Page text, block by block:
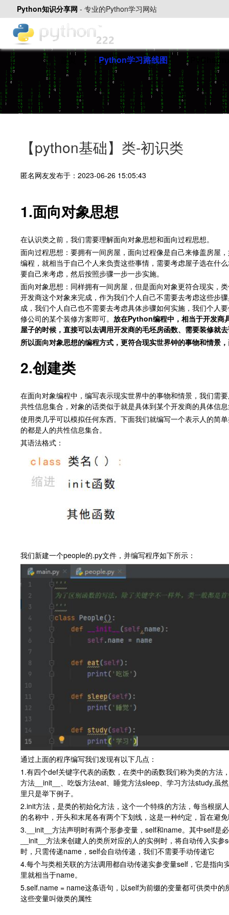
Python知识分享网 - 专业的Python学习网站
首页 Python学习路线图
【python基础】类-初识类
匿名网友发布于：2023-06-26 15:05:43
1.面向对象思想
在认识类之前，我们需要理解面向对象思想和面向过程思想。
面向过程思想：要拥有一间房屋，面向过程像是自己来修盖房屋
编程，就相当于自己个人来负责这些事情，需要考虑屋子选在什
要自己来考虑，然后按照步骤一步一步实施。
面向对象思想：同样拥有一间房屋，但是面向对象更符合现实，
开发商这个对象来完成，作为我们个人自己不需要去考虑这些步
成，我们个人自己也不需要去考虑具体步骤如何实施，我们个人
修公司的某个装修方案即可。 放在Python编程中，相当于开发商
屋子的时候，直接可以去调用开发商的毛坯房函数、需要装修就
所以面向对象思想的编程方式，更符合现实世界钟的事物和情景，
2.创建类
在面向对象编程中，编写表示现实世界中的事物和情景，我们需
共性信息集合，对象的话类似于就是具体到某个开发商的具体信
使用类几乎可以模拟任何东西。下面我们就编写一个表示人的简
的都是人的共性信息集合。
其语法格式：
我们新建一个people的.py文件，并编写程序如下所示：
通过上面的程序编写我们发现有以下几点：
1.有四个def关键字代表的函数，在类中的函数我们称为类的方
方法__init__、吃饭方法eat、睡觉方法sleep、学习方法study,虽
里只是举下例子。
2.init方法，是类的初始化方法，这个一个特殊的方法，每当根据
的名称中，开头和末尾各有两个下划线，这是一种约定，旨在避
3.__init__方法声明时有两个形参变量，self和name。其中self是
__init__方法来创建人的类所对应的人的实例时，将自动传入实
时，只需传递name，self会自动传递，我们不需要手动传递它
4.每个与类相关联的方法调用都自动传递实参变量self，它是指
里就相当于name。
5.self.name = name这条语句，以self为前缀的变量都可供类中
这些变量叫做类的属性